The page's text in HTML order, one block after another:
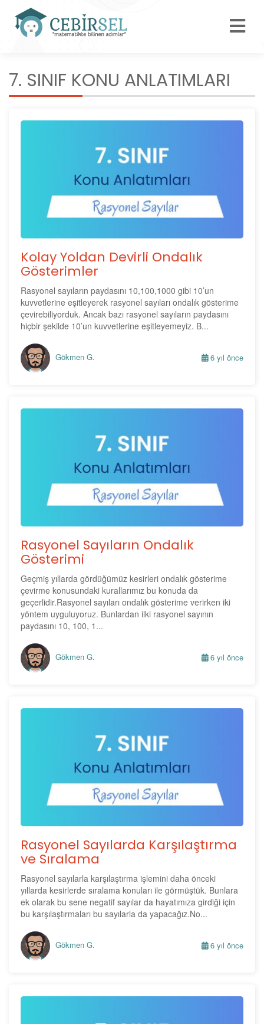
7. SINIF KONU ANLATIMLARI
Kolay Yoldan Devirli Ondalık
Gösterimler
Rasyonel sayıların paydasını 10,100,1000 gibi 10’un
kuvvetlerine eşitleyerek rasyonel sayıları ondalık gösterime
çevirebiliyorduk. Ancak bazı rasyonel sayıların paydasını
hiçbir şekilde 10’un kuvvetlerine eşitleyemeyiz. B...
Gökmen G. 6 yıl önce
Rasyonel Sayıların Ondalık
Gösterimi
Geçmiş yıllarda gördüğümüz kesirleri ondalık gösterime
çevirme konusundaki kurallarımız bu konuda da
geçerlidir.Rasyonel sayıları ondalık gösterime verirken iki
yöntem uyguluyoruz. Bunlardan ilki rasyonel sayının
paydasını 10, 100, 1...
Gökmen G. 6 yıl önce
Rasyonel Sayılarda Karşılaştırma
ve Sıralama
Rasyonel sayılarla karşılaştırma işlemini daha önceki
yıllarda kesirlerde sıralama konuları ile görmüştük. Bunlara
ek olarak bu sene negatif sayılar da hayatımıza girdiği için
bu karşılaştırmaları bu sayılarla da yapacağız.No...
Gökmen G. 6 yıl önce